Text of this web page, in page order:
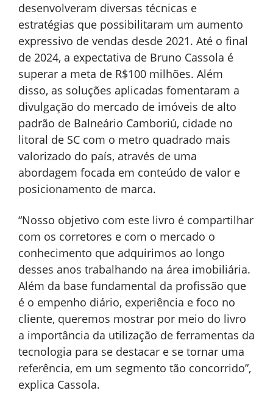
desenvolveram diversas técnicas e
estratégias que possibilitaram um aumento
expressivo de vendas desde 2021. Até o final
de 2024, a expectativa de Bruno Cassola é
superar a meta de R$100 milhões. Além
disso, as soluções aplicadas fomentaram a
divulgação do mercado de imóveis de alto
padrão de Balneário Camboriú, cidade no
litoral de SC com o metro quadrado mais
valorizado do país, através de uma
abordagem focada em conteúdo de valor e
posicionamento de marca.
“Nosso objetivo com este livro é compartilhar
com os corretores e com o mercado o
conhecimento que adquirimos ao longo
desses anos trabalhando na área imobiliária.
Além da base fundamental da profissão que
é o empenho diário, experiência e foco no
cliente, queremos mostrar por meio do livro
a importância da utilização de ferramentas da
tecnologia para se destacar e se tornar uma
referência, em um segmento tão concorrido”,
explica Cassola.